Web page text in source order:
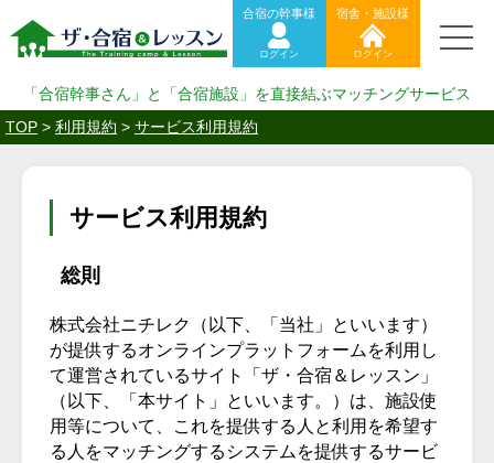
合宿の幹事様
ログイン
宿舎・施設様
ログイン
「合宿幹事さん」と「合宿施設」を直接結ぶマッチングサービス
TOP > 利用規約 > サービス利用規約
サービス利用規約
総則
株式会社ニチレク（以下、「当社」といいます）
が提供するオンラインプラットフォームを利用し
て運営されているサイト「ザ・合宿＆レッスン」
（以下、「本サイト」といいます。）は、施設使
用等について、これを提供する人と利用を希望す
る人をマッチングするシステムを提供するサービ